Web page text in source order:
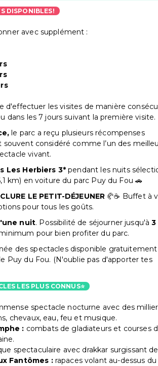
DISPONIBLES!
avec supplément :
d'effectuer les visites de manière
dans les 7 jours suivant la première visite.
le parc a reçu plusieurs récompenses
considéré comme l’un des
vivant.
Les Herbiers 3* pendant les nuits
km) en voiture du parc Puy du Fou 🚗
LE PETIT-DÉJEUNER 🥐☕ Buffet à
pour tous les goûts.
nuit. Possibilité de séjourner jusqu'à3
pour bien profiter du parc.
des spectacles disponible
Puy du Fou. (N'oublie pas d'apporter tes
LES PLUS CONNUS⭐
spectacle nocturne avec des
chevaux, eau, feu et musique.
: combats de gladiateurs et courses
spectaculaire avec drakkar surgissant de
Fantômes : rapaces volant au-dessus du